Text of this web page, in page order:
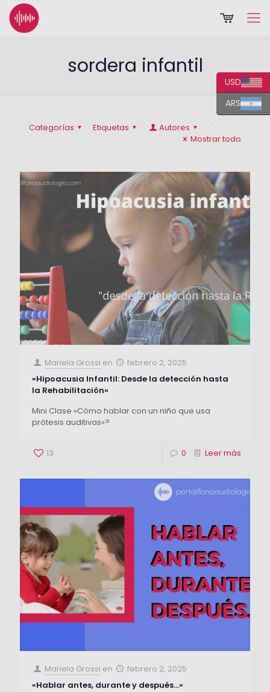
sordera infantil
Categorías Etiquetas
Autores
Mostrar todo
Mariela Grossi en
febrero 2, 2025
«Hipoacusia Infantil: Desde la detección hasta
la Rehabilitación»
Mini Clase «Cómo hablar con un niño que usa
prótesis auditivas»?
13 0 Leer más
Mariela Grossi en
febrero 2, 2025
«Hablar antes, durante y después…»
USD
ARS